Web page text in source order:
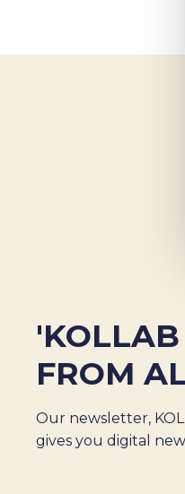
FROM
Our newsletter,
gives you digital